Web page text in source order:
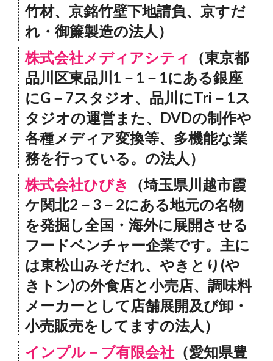
竹材、京銘竹壁下地請負、京すだ
れ・御簾製造の法人）
株式会社メディアシティ
（東京都
品川区東品川1－1－1にある銀座
にG－7スタジオ、品川にTri－1ス
タジオの運営また、DVDの制作や
各種メディア変換等、多機能な業
務を行っている。の法人）
株式会社ひびき
（埼玉県川越市霞
ケ関北2－3－2にある地元の名物
を発掘し全国・海外に展開させる
フードベンチャー企業です。主に
は東松山みそだれ、やきとり(や
きトン)の外食店と小売店、調味料
メーカーとして店舗展開及び卸・
小売販売をしてますの法人）
インプル－ブ有限会社 （愛知県豊